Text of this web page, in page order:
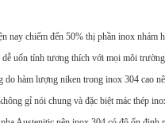
nay chiếm đến 50% thị phần inox nhám
uốn tính tương thích với mọi môi
hàm lượng niken trong inox 304 cao
gỉ nói chung và đặc biệt mác thép